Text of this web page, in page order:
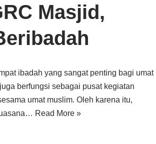
Masjid,
ibadah yang sangat penting bagi umat
berfungsi sebagai pusat kegiatan
umat muslim. Oleh karena itu,
Read More »